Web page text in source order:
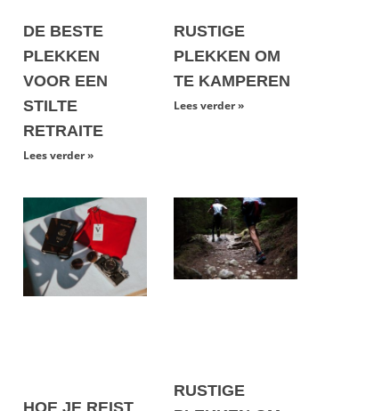
DE BESTE
PLEKKEN
VOOR EEN
STILTE
RETRAITE
Lees verder »
RUSTIGE
PLEKKEN OM
TE KAMPEREN
Lees verder »
RUSTIGE